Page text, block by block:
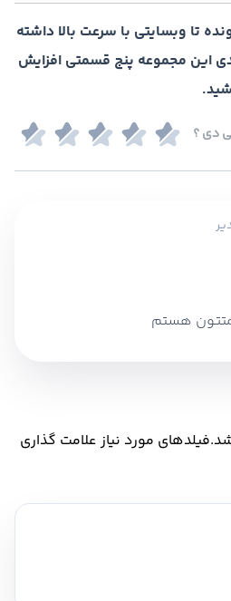
مونده تا وبسایتی با سرعت بالا داشته
قسمت بعدی این مجموعه پنج قسمتی افزایش
دی ؟
هستم
فیلدهای مورد نیاز علامت گذاری